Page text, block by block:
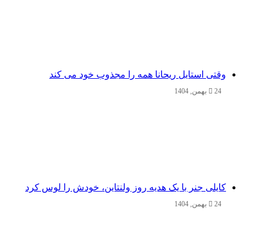
وقتی استایل ریحانا همه را مجذوب خود می‌ کند
24 بهمن, 1404
کایلی جنر با یک هدیه روز ولنتاین، خودش را لوس کرد
24 بهمن, 1404